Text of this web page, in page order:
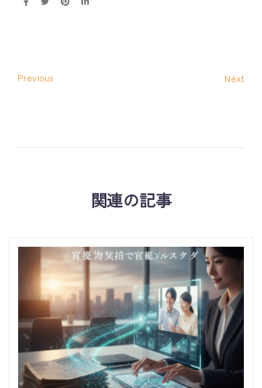
Previous Next
関連の記事